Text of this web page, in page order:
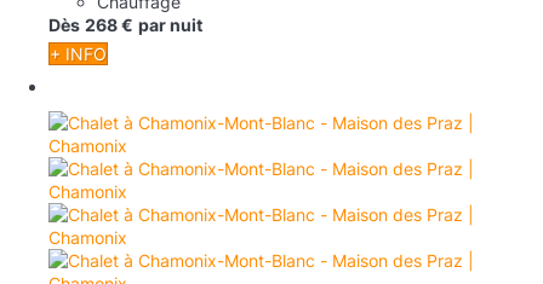
Dès 268 € par nuit
+ INFO